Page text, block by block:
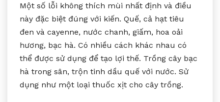
Một số lỗi không thích mùi nhất định và điều
này đặc biệt đúng với kiến. Quế, cả hạt tiêu
đen và cayenne, nước chanh, giấm, hoa oải
hương, bạc hà. Có nhiều cách khác nhau có
thể được sử dụng để tạo lợi thế. Trồng cây bạc
hà trong sân, trộn tinh dầu quế với nước. Sử
dụng như một loại thuốc xịt cho cây trồng.